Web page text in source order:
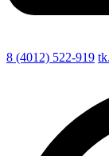
8 (4012) 522-919